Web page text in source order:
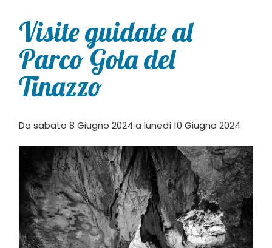
Visite guidate al
Parco Gola del
Tinazzo
Da sabato 8 Giugno 2024 a lunedì 10 Giugno 2024